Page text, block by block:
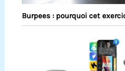
Burpees : pourquoi cet